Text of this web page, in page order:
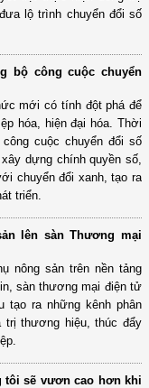
lộ trình chuyển đổi số
bộ công cuộc chuyển
mới có tính đột phá để
hóa, hiện đại hóa. Thời
cuộc chuyển đổi số
dựng chính quyền số,
chuyển đổi xanh, tạo ra
triển.
lên sàn Thương mại
nông sản trên nền tảng
sàn thương mại điện tử
tạo ra những kênh phân
trị thương hiệu, thúc đẩy
tôi sẽ vươn cao hơn khi